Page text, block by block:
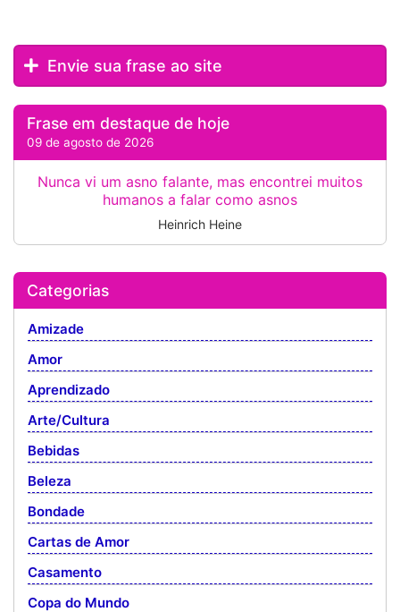
Envie sua frase ao site
Frase em destaque de hoje
09 de agosto de 2026
Nunca vi um asno falante, mas encontrei muitos
humanos a falar como asnos
Heinrich Heine
Categorias
Amizade
Amor
Aprendizado
Arte/Cultura
Bebidas
Beleza
Bondade
Cartas de Amor
Casamento
Copa do Mundo